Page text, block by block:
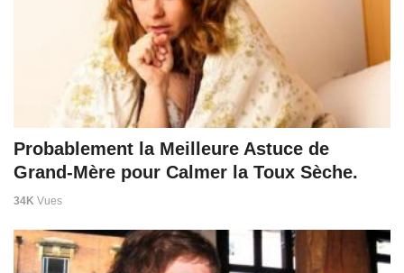
Probablement la Meilleure Astuce de
Grand-Mère pour Calmer la Toux Sèche.
34K Vues